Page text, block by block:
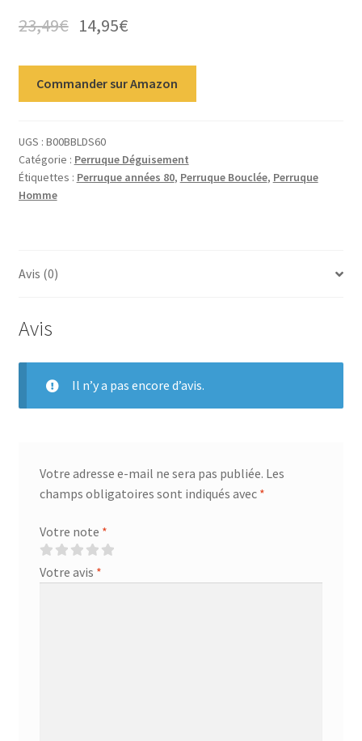
23,49€ 14,95€
Commander sur Amazon
UGS : B00BBLDS60
Catégorie : Perruque Déguisement
Étiquettes : Perruque années 80, Perruque Bouclée, Perruque
Homme
Avis (0)
Avis
Il n’y a pas encore d’avis.
Votre adresse e-mail ne sera pas publiée. Les
champs obligatoires sont indiqués avec *
Votre note *
Votre avis *